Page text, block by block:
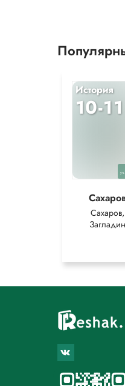
История
10-11
уч.
Сахаров,
Загладин